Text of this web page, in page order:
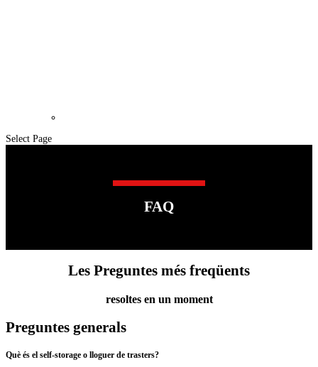
Select Page
FAQ
Les Preguntes més freqüents
resoltes en un moment
Preguntes generals
Què és el self-storage o lloguer de trasters?